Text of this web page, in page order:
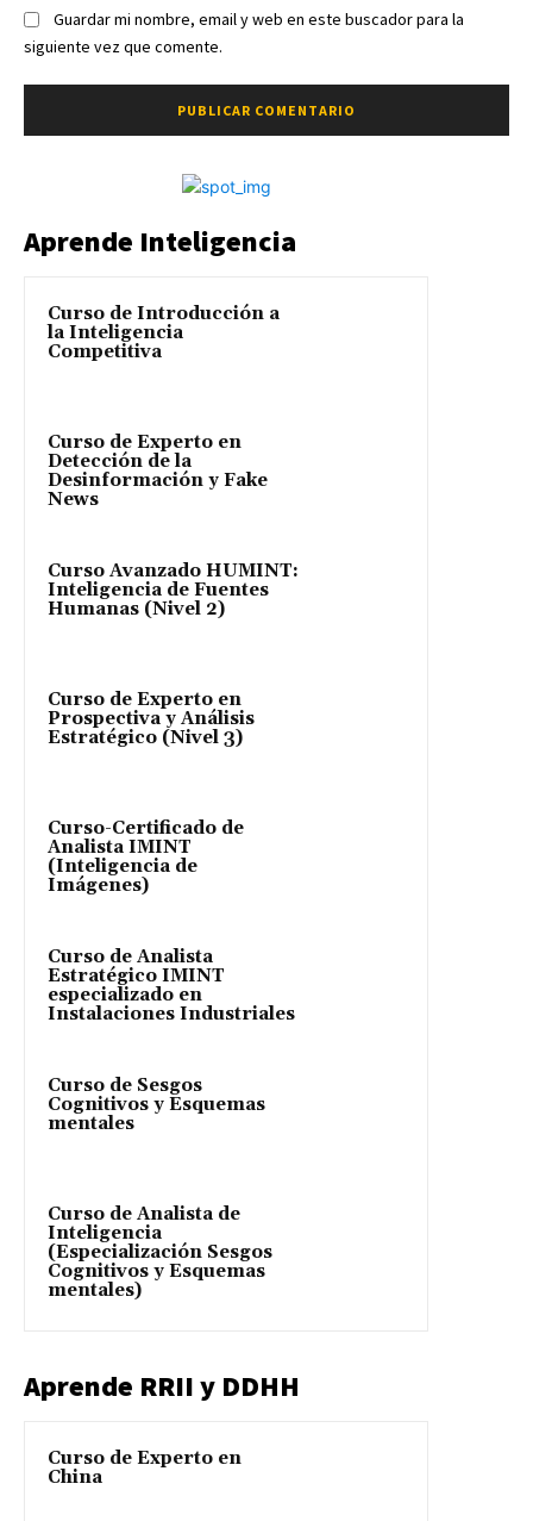
Guardar mi nombre, email y web en este buscador para la
siguiente vez que comente.
Aprende Inteligencia
Curso de Introducción a
la Inteligencia
Competitiva
Curso de Experto en
Detección de la
Desinformación y Fake
News
Curso Avanzado HUMINT:
Inteligencia de Fuentes
Humanas (Nivel 2)
Curso de Experto en
Prospectiva y Análisis
Estratégico (Nivel 3)
Curso-Certificado de
Analista IMINT
(Inteligencia de
Imágenes)
Curso de Analista
Estratégico IMINT
especializado en
Instalaciones Industriales
Curso de Sesgos
Cognitivos y Esquemas
mentales
Curso de Analista de
Inteligencia
(Especialización Sesgos
Cognitivos y Esquemas
mentales)
Aprende RRII y DDHH
Curso de Experto en
China